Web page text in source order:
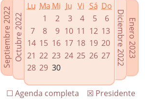
Enlaces relacionados
y Juntas de gobierno
Europeos
Septiembre 2022Octubre 2022
Lu Ma Mi Ju Vi Sá Do
1
2 3 4 5
6
7
8 9 10 11 12 13
14 15 16 17 18 19 20
21 22 23 24 25 26 27
28 29 30
Enero 2023
Diciembre 2022
☒ Presidente
☐ Agenda completa